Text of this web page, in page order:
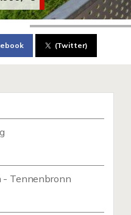
(Twitter)
Tennenbronn